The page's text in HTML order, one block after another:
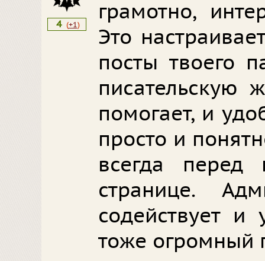
4 (+1)
грамотно,
Это
посты твоего
писательскую
помогает, и
просто и
всегда перед
странице.
содействует и
тоже огромный